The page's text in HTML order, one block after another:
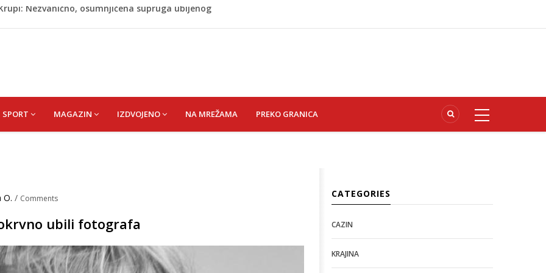
Senija – Sena
obilježavanja godišnjice: "Doživjela sam poniženje
sinu"
Nezvanično, osumnjičena supruga ubijenog
SPORT MAGAZIN IZDVOJENO NA MREŽAMA PREKO GRANICA
O. / Comments
ubili fotografa
CATEGORIES
CAZIN
KRAJINA